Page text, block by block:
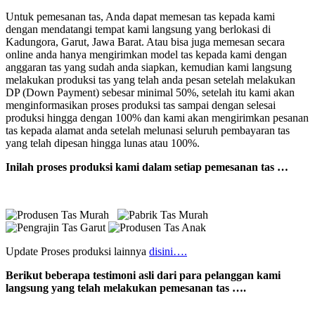
Untuk pemesanan tas, Anda dapat memesan tas kepada kami
dengan mendatangi tempat kami langsung yang berlokasi di
Kadungora, Garut, Jawa Barat. Atau bisa juga memesan secara
online anda hanya mengirimkan model tas kepada kami dengan
anggaran tas yang sudah anda siapkan, kemudian kami langsung
melakukan produksi tas yang telah anda pesan setelah melakukan
DP (Down Payment) sebesar minimal 50%, setelah itu kami akan
menginformasikan proses produksi tas sampai dengan selesai
produksi hingga dengan 100% dan kami akan mengirimkan pesanan
tas kepada alamat anda setelah melunasi seluruh pembayaran tas
yang telah dipesan hingga lunas atau 100%.
Inilah proses produksi kami dalam setiap pemesanan tas …
Update Proses produksi lainnya disini….
Berikut beberapa testimoni asli dari para pelanggan kami
langsung yang telah melakukan pemesanan tas ….